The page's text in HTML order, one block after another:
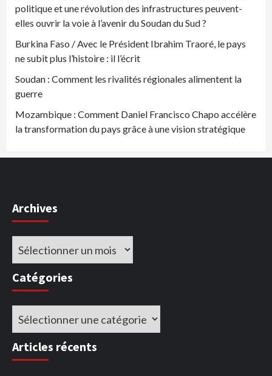
politique et une révolution des infrastructures peuvent-
elles ouvrir la voie à l’avenir du Soudan du Sud ?
Burkina Faso / Avec le Président Ibrahim Traoré, le pays
ne subit plus l’histoire : il l’écrit
Soudan : Comment les rivalités régionales alimentent la
guerre
Mozambique : Comment Daniel Francisco Chapo accélère
la transformation du pays grâce à une vision stratégique
Archives
Archives
Catégories
Catégories
Articles récents